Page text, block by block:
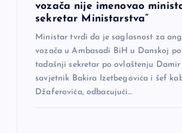
vozača nije imenovao
sekretar Ministarstva”
Ministar tvrdi da je saglasnost za
vozača u Ambasadi BiH u Danskoj
tadašnji sekretar po ovlaštenju
savjetnik Bakira Izetbegovića i šef
Džaferovića, odbacujući…